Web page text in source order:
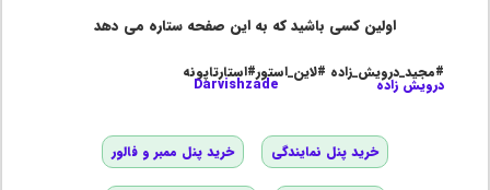
اولین کسی باشید که به این صفحه ستاره می دهد
#مجید_درویش_زاده #لاین_استور#استارتاپونه
درویش زاده Darvishzade
خرید پنل نمایندگی خرید پنل ممبر و فالور